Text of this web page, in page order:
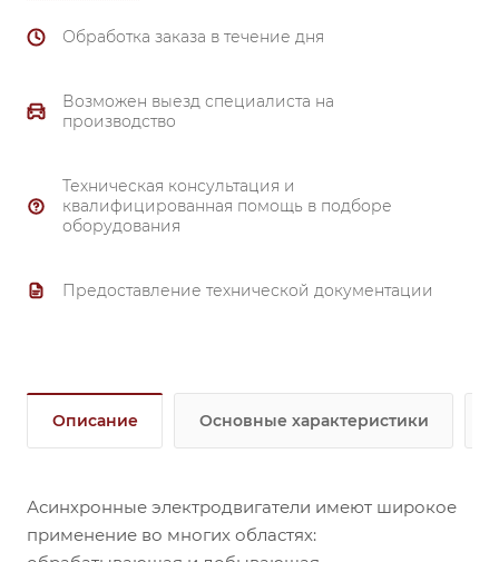
смесителях, механизмах перемещения, затворах и
подшипник (все электродвигатели комплектуются
высоконадежными подшипниками ведущих
чугун.
Тройной контроль качества.
Материал обмотки - 99.7% медь.
Обработка заказа в течение дня
Возможен выезд специалиста на
производство
Техническая консультация и
квалифицированная помощь в подборе
оборудования
Предоставление технической документации
Описание Основные характеристики
Асинхронные электродвигатели имеют широкое
применение во многих областях: